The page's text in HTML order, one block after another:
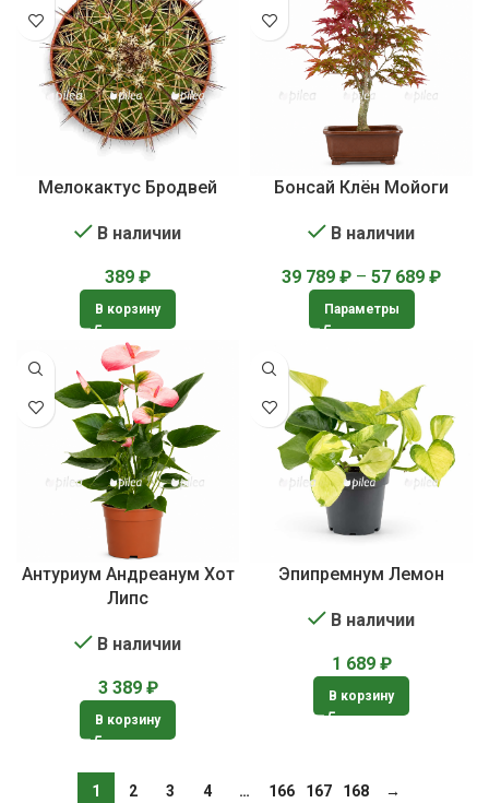
Мелокактус Бродвей
В наличии
389 ₽
В корзину
Бонсай Клён Мойоги
В наличии
39 789 ₽ – 57 689 ₽
Параметры
Антуриум Андреанум Хот
Липс
В наличии
3 389 ₽
В корзину
Эпипремнум Лемон
В наличии
1 689 ₽
В корзину
1 2 3 4 … 166 167 168 →